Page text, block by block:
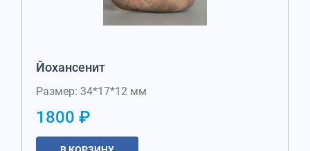
Йохансенит
Размер: 34*17*12 мм
1800 ₽